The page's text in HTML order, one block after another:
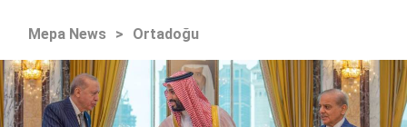
Mepa News > Ortadoğu